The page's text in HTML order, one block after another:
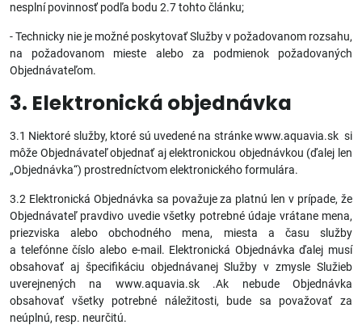
nesplní povinnosť podľa bodu 2.7 tohto článku;
- Technicky nie je možné poskytovať Služby v požadovanom rozsahu,
na požadovanom mieste alebo za podmienok požadovaných
Objednávateľom.
3. Elektronická objednávka
3.1 Niektoré služby, ktoré sú uvedené na stránke www.aquavia.sk si
môže Objednávateľ objednať aj elektronickou objednávkou (ďalej len
„Objednávka“) prostredníctvom elektronického formulára.
3.2 Elektronická Objednávka sa považuje za platnú len v prípade, že
Objednávateľ pravdivo uvedie všetky potrebné údaje vrátane mena,
priezviska alebo obchodného mena, miesta a času služby
a telefónne číslo alebo e-mail. Elektronická Objednávka ďalej musí
obsahovať aj špecifikáciu objednávanej Služby v zmysle Služieb
uverejnených na www.aquavia.sk .Ak nebude Objednávka
obsahovať všetky potrebné náležitosti, bude sa považovať za
neúplnú, resp. neurčitú.